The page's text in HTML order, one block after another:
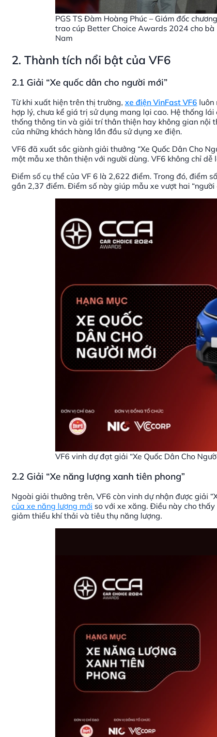
PGS TS Đàm Hoàng Phúc – Giám đốc
trao cúp Better Choice Awards 2024 cho
Nam
2. Thành tích nổi bật của VF6
2.1 Giải “Xe quốc dân cho người mới”
Từ khi xuất hiện trên thị trường, xe điện VinFast VF6 luôn
hợp lý, chưa kể giá trị sử dụng mang lại cao. Hệ thống
thống thông tin và giải trí thân thiện hay không gian nội
của những khách hàng lần đầu sử dụng xe điện.
VF6 đã xuất sắc giành giải thưởng “Xe Quốc Dân Cho
một mẫu xe thân thiện với người dùng. VF6 không chỉ
Điểm số cụ thể của VF 6 là 2,622 điểm. Trong đó, điểm
gần 2,37 điểm. Điểm số này giúp mẫu xe vượt hai “người
VF6 vinh dự đạt giải “Xe Quốc Dân Cho
2.2 Giải “Xe năng lượng xanh tiên phong”
Ngoài giải thưởng trên, VF6 còn vinh dự nhận được giải
của xe năng lượng mới so với xe xăng. Điều này cho
giảm thiểu khí thải và tiêu thụ năng lượng.